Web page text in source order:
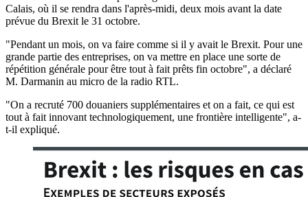
Calais, où il se rendra dans l'après-midi, deux mois avant la date
prévue du Brexit le 31 octobre.
"Pendant un mois, on va faire comme si il y avait le Brexit. Pour une
grande partie des entreprises, on va mettre en place une sorte de
répétition générale pour être tout à fait prêts fin octobre", a déclaré
M. Darmanin au micro de la radio RTL.
"On a recruté 700 douaniers supplémentaires et on a fait, ce qui est
tout à fait innovant technologiquement, une frontière intelligente", a-
t-il expliqué.